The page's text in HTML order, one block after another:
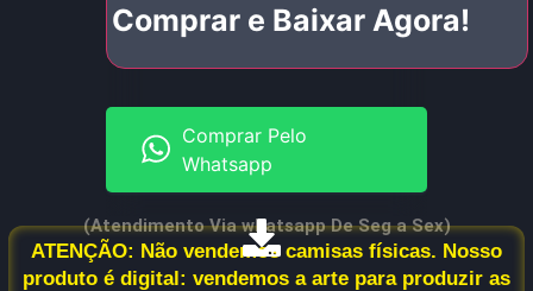
Comprar e Baixar Agora!
Comprar Pelo
Whatsapp
(Atendimento Via whatsapp De Seg a Sex)
ATENÇÃO: Não vendemos camisas físicas. Nosso
produto é digital: vendemos a arte para produzir as